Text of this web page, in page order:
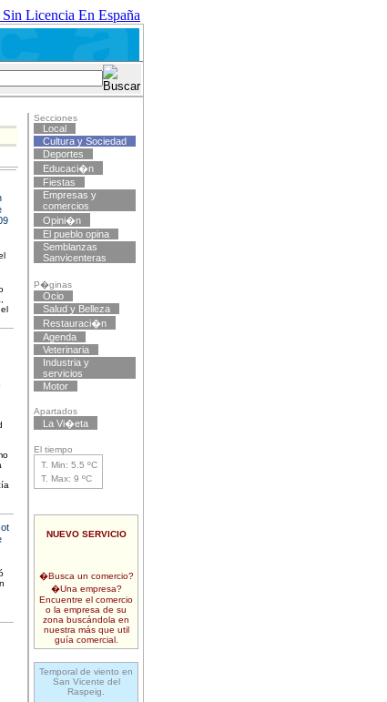
Sin Licencia En España
Secciones
Local
Cultura y Sociedad
Deportes
Educaci�n
Fiestas
Empresas y
comercios
Opini�n
El pueblo opina
Semblanzas
Sanvicenteras
P�ginas
Ocio
Salud y Belleza
Restauraci�n
Agenda
Veterinaria
Industria y
servicios
Motor
Apartados
La Vi�eta
El tiempo
T. Min: 5.5 ºC
T. Max: 9 ºC
NUEVO SERVICIO
�Busca un comercio?
�Una empresa?
Encuentre el comercio
o la empresa de su
zona buscándola en
nuestra más que util
guía comercial.
Temporal de viento en
San Vicente del
Raspeig.